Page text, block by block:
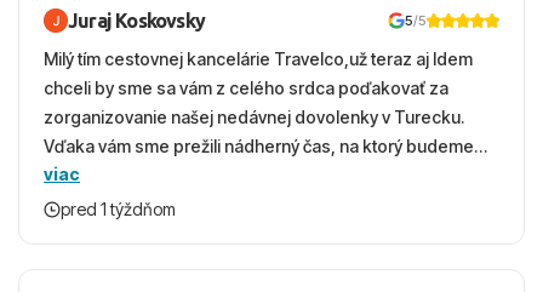
Juraj Koskovsky 5/5
Milý tím cestovnej kancelárie Travelco,už teraz aj Idem
chceli by sme sa vám z celého srdca poďakovať za
zorganizovanie našej nedávnej dovolenky v Turecku.
Vďaka vám sme prežili nádherný čas, na ktorý budeme
ešte dlho s úsmevom spomínať. ​Všetko prebehlo
absolútne hladko – od prvotného výberu zájazdu, cez
viac
pred 1 týždňom